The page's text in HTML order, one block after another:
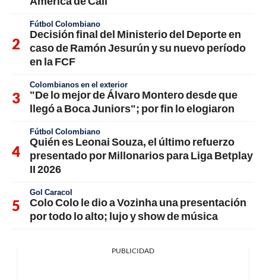
Fútbol Colombiano
Decisión final del Ministerio del Deporte en
caso de Ramón Jesurún y su nuevo período
en la FCF
Colombianos en el exterior
"De lo mejor de Álvaro Montero desde que
llegó a Boca Juniors"; por fin lo elogiaron
Fútbol Colombiano
Quién es Leonai Souza, el último refuerzo
presentado por Millonarios para Liga Betplay
II 2026
Gol Caracol
Colo Colo le dio a Vozinha una presentación
por todo lo alto; lujo y show de música
PUBLICIDAD